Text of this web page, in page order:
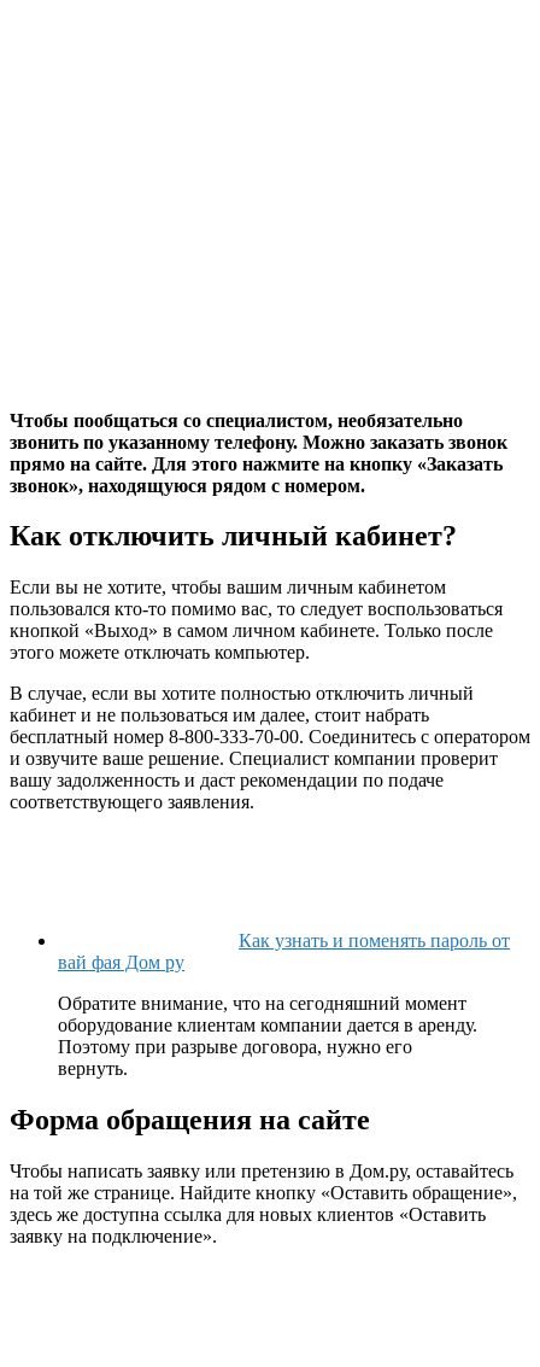
Чтобы пообщаться со специалистом, необязательно
звонить по указанному телефону. Можно заказать звонок
прямо на сайте. Для этого нажмите на кнопку «Заказать
звонок», находящуюся рядом с номером.
Как отключить личный кабинет?
Если вы не хотите, чтобы вашим личным кабинетом
пользовался кто-то помимо вас, то следует воспользоваться
кнопкой «Выход» в самом личном кабинете. Только после
этого можете отключать компьютер.
В случае, если вы хотите полностью отключить личный
кабинет и не пользоваться им далее, стоит набрать
бесплатный номер 8-800-333-70-00. Соединитесь с оператором
и озвучите ваше решение. Специалист компании проверит
вашу задолженность и даст рекомендации по подаче
соответствующего заявления.
Как узнать и поменять пароль от
вай фая Дом ру
Обратите внимание, что на сегодняшний момент
оборудование клиентам компании дается в аренду.
Поэтому при разрыве договора, нужно его
вернуть.
Форма обращения на сайте
Чтобы написать заявку или претензию в Дом.ру, оставайтесь
на той же странице. Найдите кнопку «Оставить обращение»,
здесь же доступна ссылка для новых клиентов «Оставить
заявку на подключение».